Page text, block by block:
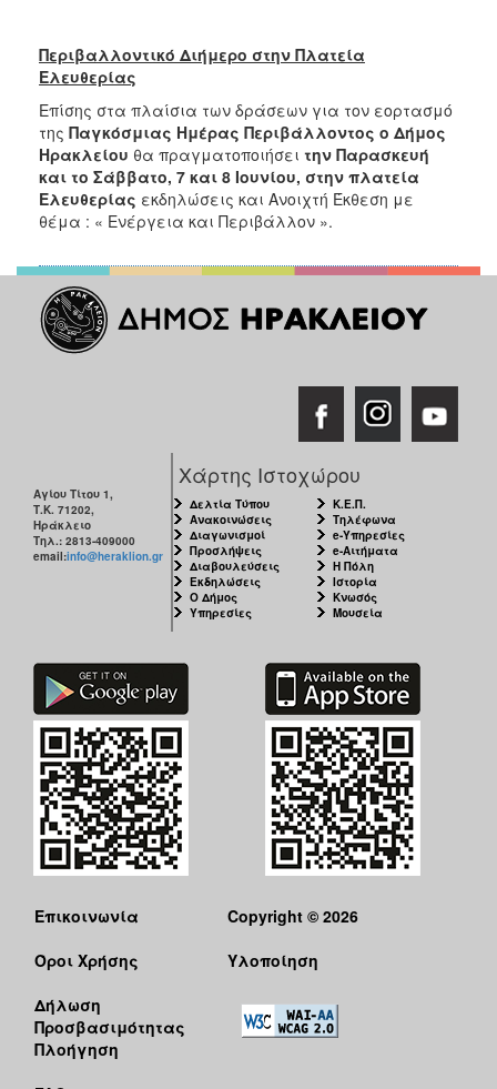
Περιβαλλοντικό Διήμερο στην Πλατεία
Ελευθερίας
Επίσης στα πλαίσια των δράσεων για τον εορτασμό
της Παγκόσμιας Ημέρας Περιβάλλοντος ο Δήμος
Ηρακλείου θα πραγματοποιήσει την Παρασκευή
και το Σάββατο, 7 και 8 Ιουνίου, στην πλατεία
Ελευθερίας εκδηλώσεις και Ανοιχτή Έκθεση με
θέμα : « Ενέργεια και Περιβάλλον ».
Αγίου Τίτου 1,
Τ.Κ. 71202,
Ηράκλειο
Τηλ.: 2813-409000
email:info@heraklion.gr
Χάρτης Ιστοχώρου
Δελτία Τύπου
Ανακοινώσεις
Διαγωνισμοί
Προσλήψεις
Διαβουλεύσεις
Εκδηλώσεις
Ο Δήμος
Υπηρεσίες
Κ.Ε.Π.
Τηλέφωνα
e-Υπηρεσίες
e-Αιτήματα
Η Πόλη
Ιστορία
Κνωσός
Μουσεία
Επικοινωνία
Όροι Χρήσης
Δήλωση
Προσβασιμότητας
Πλοήγηση
Copyright © 2026
Υλοποίηση